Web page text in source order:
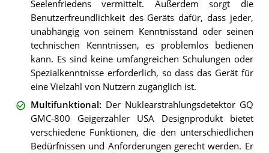
Seelenfriedens vermittelt. Außerdem sorgt die
Benutzerfreundlichkeit des Geräts dafür, dass jeder,
unabhängig von seinem Kenntnisstand oder seinen
technischen Kenntnissen, es problemlos bedienen
kann. Es sind keine umfangreichen Schulungen oder
Spezialkenntnisse erforderlich, so dass das Gerät für
eine Vielzahl von Nutzern zugänglich ist.
Multifunktional : Der Nuklearstrahlungsdetektor GQ
GMC-800 Geigerzähler USA Designprodukt bietet
verschiedene Funktionen, die den unterschiedlichen
Bedürfnissen und Anforderungen gerecht werden. Er